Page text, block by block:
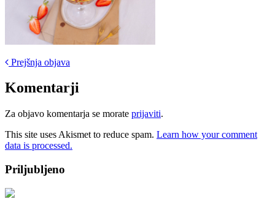
Post
navigation
Prejšnja objava
Komentarji
Za objavo komentarja se morate prijaviti.
This site uses Akismet to reduce spam. Learn how your comment
data is processed.
Priljubljeno